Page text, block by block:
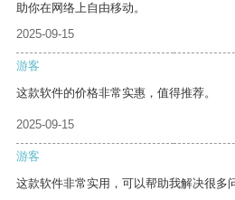
助你在网络上自由移动。
2025-09-15
游客
这款软件的价格非常实惠，值得推荐。
2025-09-15
游客
这款软件非常实用，可以帮助我解决很多